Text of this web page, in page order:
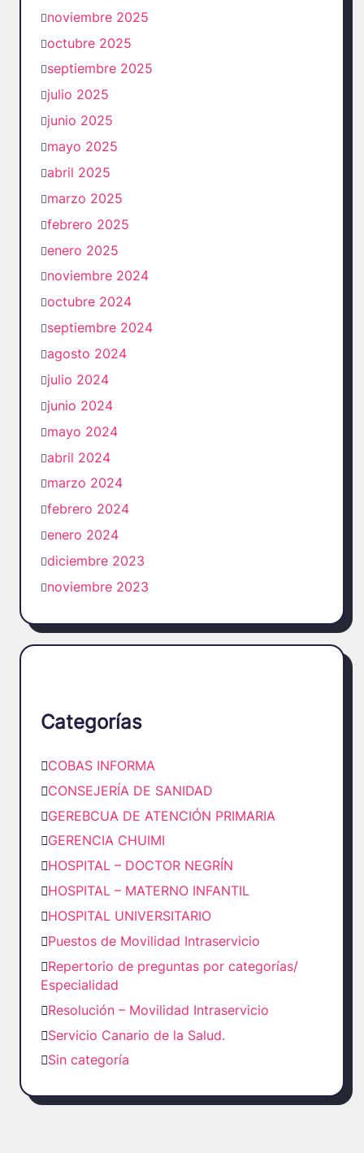
noviembre 2025
octubre 2025
septiembre 2025
julio 2025
junio 2025
mayo 2025
abril 2025
marzo 2025
febrero 2025
enero 2025
noviembre 2024
octubre 2024
septiembre 2024
agosto 2024
julio 2024
junio 2024
mayo 2024
abril 2024
marzo 2024
febrero 2024
enero 2024
diciembre 2023
noviembre 2023
Categorías
COBAS INFORMA
CONSEJERÍA DE SANIDAD
GEREBCUA DE ATENCIÓN PRIMARIA
GERENCIA CHUIMI
HOSPITAL – DOCTOR NEGRÍN
HOSPITAL – MATERNO INFANTIL
HOSPITAL UNIVERSITARIO
Puestos de Movilidad Intraservicio
Repertorio de preguntas por categorías/
Especialidad
Resolución – Movilidad Intraservicio
Servicio Canario de la Salud.
Sin categoría